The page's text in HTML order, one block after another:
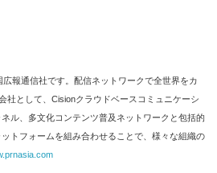
報通信社です。配信ネットワークで全世界をカ
社として、Cisionクラウドベースコミュニケーシ
ル、多文化コンテンツ普及ネットワークと包括的
トフォームを組み合わせることで、様々な組織の